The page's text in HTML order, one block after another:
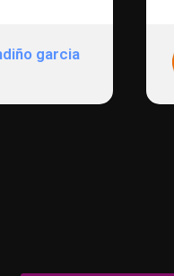
Pena